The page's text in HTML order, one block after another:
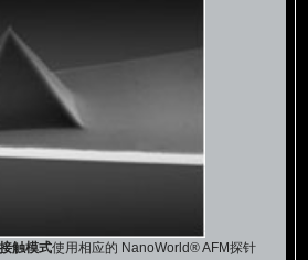
触模式使用相应的 NanoWorld® AFM探针